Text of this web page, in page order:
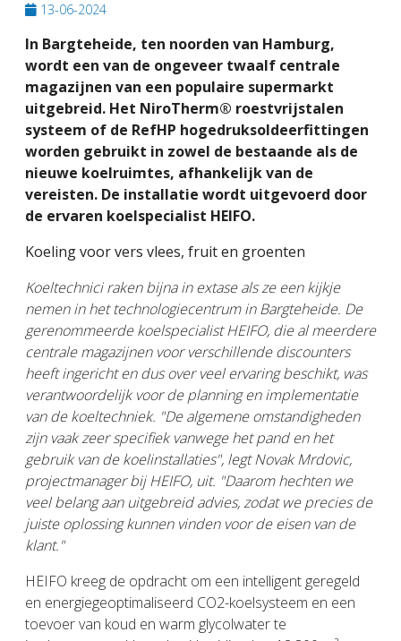
13-06-2024
In Bargteheide, ten noorden van Hamburg,
wordt een van de ongeveer twaalf centrale
magazijnen van een populaire supermarkt
uitgebreid. Het NiroTherm® roestvrijstalen
systeem of de RefHP hogedruksoldeerfittingen
worden gebruikt in zowel de bestaande als de
nieuwe koelruimtes, afhankelijk van de
vereisten. De installatie wordt uitgevoerd door
de ervaren koelspecialist HEIFO.
Koeling voor vers vlees, fruit en groenten
Koeltechnici raken bijna in extase als ze een kijkje
nemen in het technologiecentrum in Bargteheide. De
gerenommeerde koelspecialist HEIFO, die al meerdere
centrale magazijnen voor verschillende discounters
heeft ingericht en dus over veel ervaring beschikt, was
verantwoordelijk voor de planning en implementatie
van de koeltechniek. "De algemene omstandigheden
zijn vaak zeer specifiek vanwege het pand en het
gebruik van de koelinstallaties", legt Novak Mrdovic,
projectmanager bij HEIFO, uit. "Daarom hechten we
veel belang aan uitgebreid advies, zodat we precies de
juiste oplossing kunnen vinden voor de eisen van de
klant."
HEIFO kreeg de opdracht om een intelligent geregeld
en energiegeoptimaliseerd CO2-koelsysteem en een
toevoer van koud en warm glycolwater te